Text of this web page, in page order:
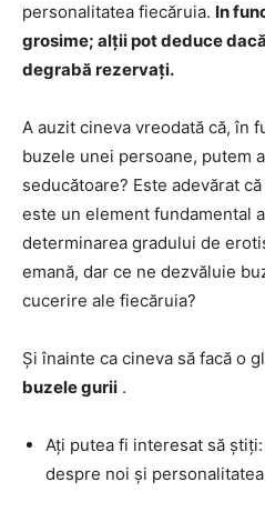
personalitatea fiecăruia. In
grosime; alții pot deduce
degrabă rezervați.
A auzit cineva vreodată că, în
buzele unei persoane, putem
seducătoare? Este adevărat
este un element fundamental
determinarea gradului de
emană, dar ce ne dezvăluie
cucerire ale fiecăruia?
Și înainte ca cineva să facă o
buzele gurii .
Ați putea fi interesat să
despre noi și